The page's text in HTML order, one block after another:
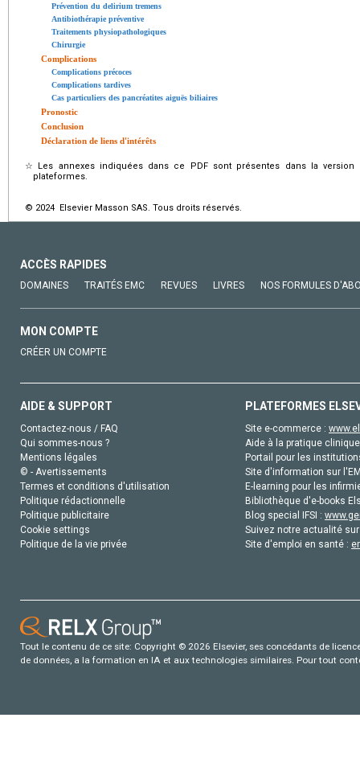
Prévention du delirium tremens
Antibiothérapie préventive
Traitements physiopathologiques
Chirurgie
Complications
Complications précoces
Complications tardives
Cas particuliers des pancréatites aiguës biliaires
Pronostic
Conclusion
Déclaration de liens d'intérêts
☆
Les annexes indiquées dans ce PDF sont présentes dans la
plateformes.
© 2024 Elsevier Masson SAS. Tous droits réservés.
ACCÈS RAPIDES
DOMAINES TRAITÉS EMC REVUES LIVRES NOS FORMULES
MON COMPTE
CRÉER UN COMPTE
AIDE & SUPPORT
Contactez-nous / FAQ
Qui sommes-nous ?
Mentions légales
© - Avertissements
Termes et conditions d'utilisation
Politique rédactionnelle
Politique publicitaire
Cookie settings
Politique de la vie privée
PLATEFORMES
Site e-commerce :
Aide à la pratique
Portail pour les
Site d'information sur
E-learning pour les
Bibliothèque d'e-books
Blog special IFSI :
Suivez notre actualité
Site d'emploi en santé :
Tout le contenu de ce site: Copyright © 2026 Elsevier, ses concédants de
de données, a la formation en IA et aux technologies similaires. Pour tout